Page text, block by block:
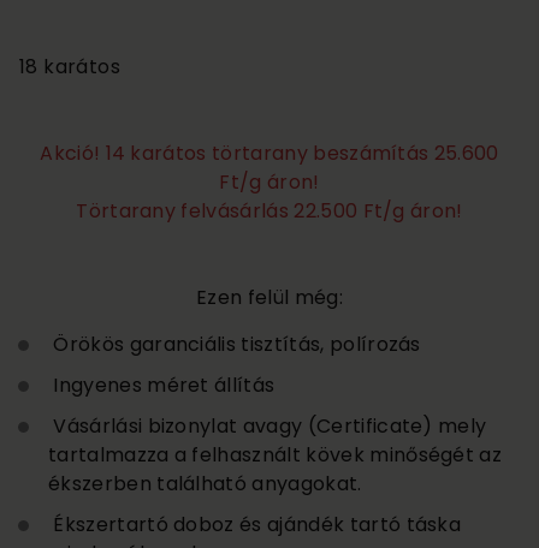
18 karátos
Akció! 14 karátos törtarany beszámítás 25.600
Ft/g áron!
Törtarany felvásárlás 22.500 Ft/g áron!
Ezen felül még:
Örökös garanciális tisztítás, polírozás
Ingyenes méret állítás
Vásárlási bizonylat avagy (Certificate) mely
tartalmazza a felhasznált kövek minőségét az
ékszerben található anyagokat.
Ékszertartó doboz és ajándék tartó táska